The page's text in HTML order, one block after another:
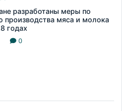
разработаны меры по
производства мяса и молока
годах
0